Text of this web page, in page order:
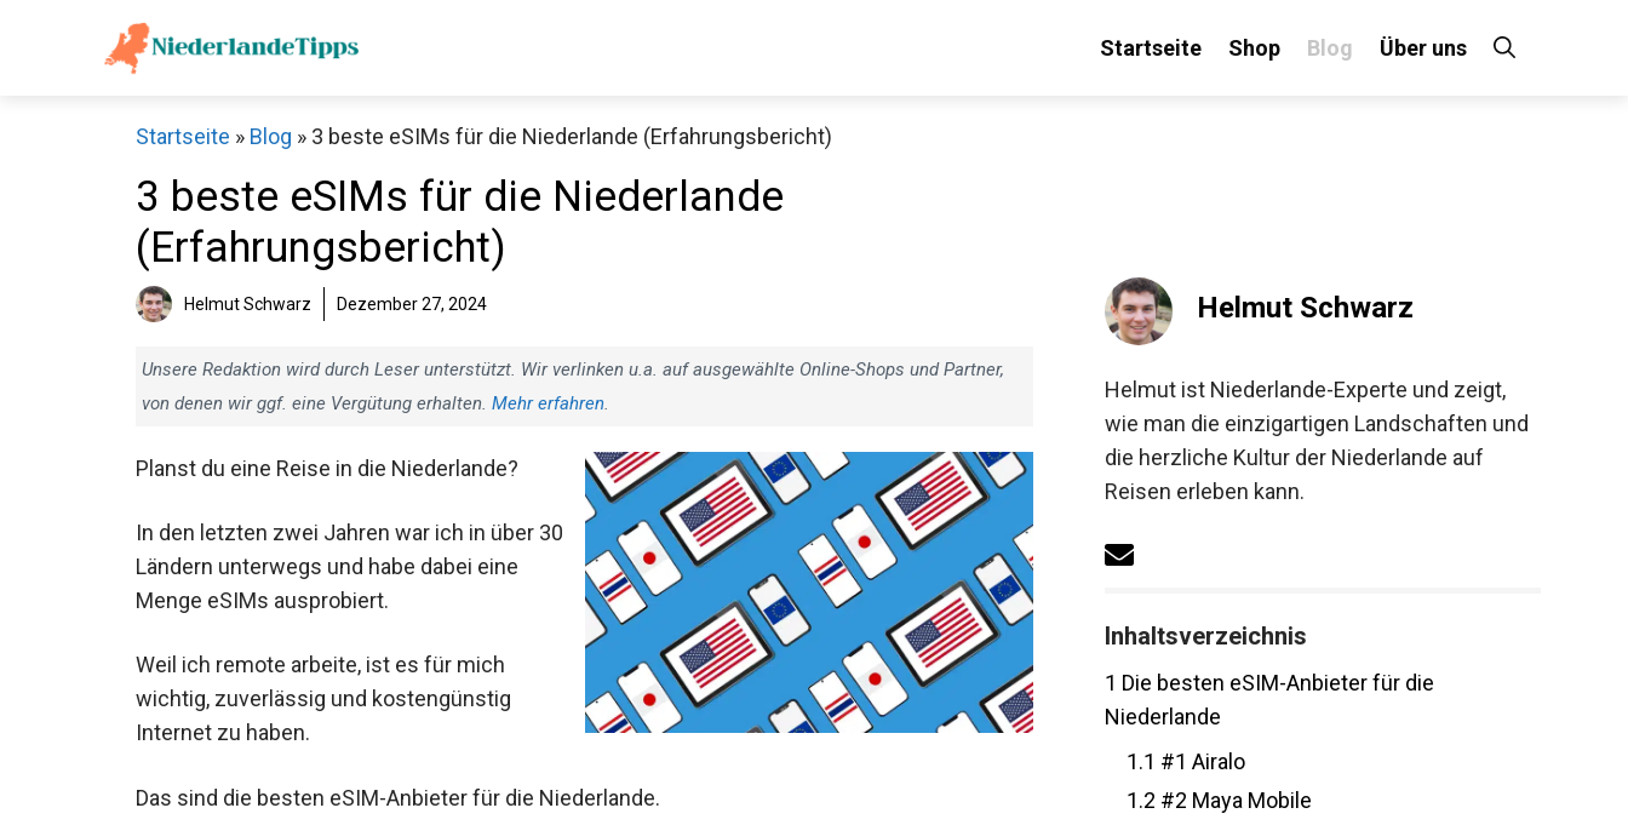
Startseite Shop Blog Über uns
Startseite » Blog » 3 beste eSIMs für die Niederlande (Erfahrungsbericht)
3 beste eSIMs für die Niederlande
(Erfahrungsbericht)
Helmut Schwarz Dezember 27, 2024
Unsere Redaktion wird durch Leser unterstützt. Wir verlinken u.a. auf ausgewählte Online-Shops und Partner,
von denen wir ggf. eine Vergütung erhalten. Mehr erfahren.
Planst du eine Reise in die Niederlande?
In den letzten zwei Jahren war ich in über 30
Ländern unterwegs und habe dabei eine
Menge eSIMs ausprobiert.
Weil ich remote arbeite, ist es für mich
wichtig, zuverlässig und kostengünstig
Internet zu haben.
Das sind die besten eSIM-Anbieter für die Niederlande.
Helmut Schwarz
Helmut ist Niederlande-Experte und zeigt,
wie man die einzigartigen Landschaften und
die herzliche Kultur der Niederlande auf
Reisen erleben kann.
Inhaltsverzeichnis
1 Die besten eSIM-Anbieter für die
Niederlande
1.1 #1 Airalo
1.2 #2 Maya Mobile